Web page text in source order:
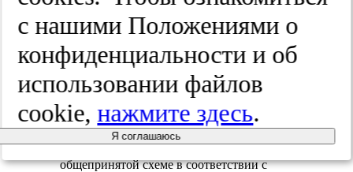
получавшие только медикаментозные
препараты по стандартным схемам;
— 3-я (группа сравнения) — пациенты,
получавшие медикаментозные препараты
Методы регистрации исходов
Клиническое неврологическое
общепринятой схеме в соответствии с
с нашими Положениями о
конфиденциальности и об
использовании файлов
cookie,нажмите здесь.
Я соглашаюсь